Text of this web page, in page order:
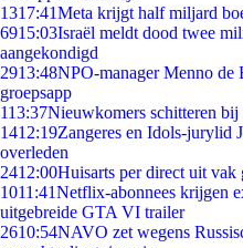
1317:41Meta krijgt half miljard
6915:03Israël meldt dood twee
aangekondigd
2913:48NPO-manager Menno de
groepsapp
113:37Nieuwkomers schitteren
1412:19Zangeres en Idols-jurylid
overleden
2412:00Huisarts per direct uit vak
1011:41Netflix-abonnees krijgen
uitgebreide GTA VI trailer
2610:54NAVO zet wegens